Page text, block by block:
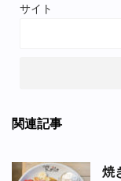
サイト
関連記事
焼